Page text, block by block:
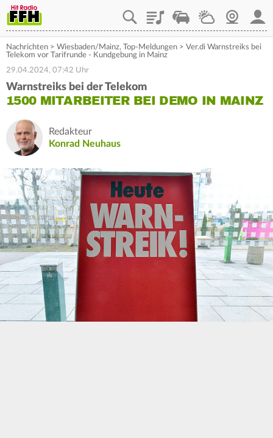
PlaylistStaupilotWetterWebcam
Nachrichten > Wiesbaden/Mainz, Top-Meldungen > Ver.di Warnstreiks bei
Telekom vor Tarifrunde - Kundgebung in Mainz
29.04.2024, 07:42 Uhr
Warnstreiks bei der Telekom
1500 MITARBEITER BEI DEMO IN MAINZ
Redakteur
Konrad Neuhaus